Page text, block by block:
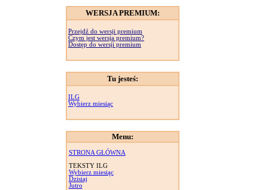
WERSJA PREMIUM:
Przejdź do wersji premium
Czym jest wersja premium?
Dostęp do wersji premium
Tu jesteś:
ILG
Wybierz miesiąc
Menu:
STRONA GŁÓWNA
TEKSTY ILG
Wybierz miesiąc
Dzisiaj
Jutro